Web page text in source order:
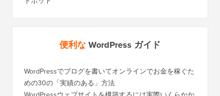
便利なWordPress ガイド
WordPressでブログを書いてオンラインでお金を稼ぐた
めの30の「実績のある」方法